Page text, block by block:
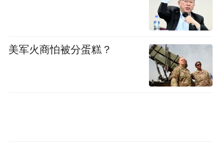
性失温症，险些遇险。正是这份赤诚，让
《无穷之路》系列收获了豆瓣9.5分的超高口
得国家广电总局“年度优秀海外传播作品”、
纽约电视电影节铜奖等国际国内权威认可。
美军火商怕被分蛋糕？